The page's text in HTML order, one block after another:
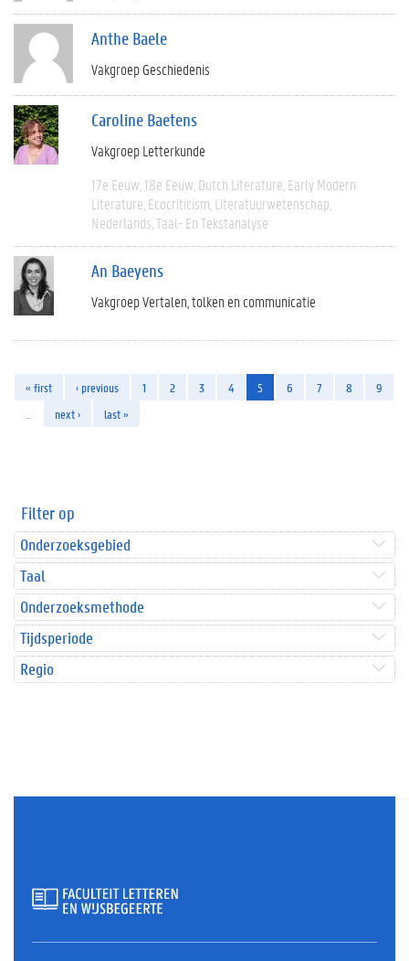
Anthe Baele
Vakgroep Geschiedenis
Caroline Baetens
Vakgroep Letterkunde
17e Eeuw 18e Eeuw Dutch Literature Early Modern
Literature Ecocriticism Literatuurwetenschap
Nederlands Taal- En Tekstanalyse
An Baeyens
Vakgroep Vertalen, tolken en communicatie
« first ‹ previous 1 2 3 4 5 6 7 8
9
next › last »
Filter op
Onderzoeksgebied
Taal
Onderzoeksmethode
Tijdsperiode
Regio